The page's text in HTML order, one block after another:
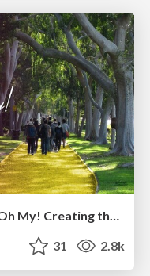
Templates, Plugins, & Blocks: Oh My! Creating the theme that thinks of everything
31 2.8k